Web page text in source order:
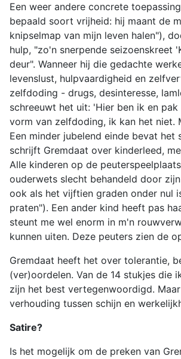
Een weer andere concrete
bepaald soort vrijheid: hij maant de
knipselmap van mijn leven halen"),
hulp, "zo'n snerpende seizoenskreet
deur". Wanneer hij die gedachte
levenslust, hulpvaardigheid en
zelfdoding - drugs, desinteresse,
schreeuwt het uit: 'Hier ben ik en
vorm van zelfdoding, ik kan het niet.
Een minder jubelend einde bevat
schrijft Gremdaat over kinderleed,
Alle kinderen op de
ouderwets slecht behandeld door
ook als het vijftien graden onder nul
praten"). Een ander kind heeft pas
steunt me wel enorm in m'n
kunnen uiten. Deze peuters zien de
Gremdaat heeft het over tolerantie,
(ver)oordelen. Van de 14 stukjes die
zijn het best vertegenwoordigd.
verhouding tussen schijn en
Satire?
Is het mogelijk om de preken van